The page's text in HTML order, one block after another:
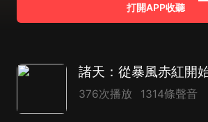
打開APP收聽
376次播放 1314條聲音